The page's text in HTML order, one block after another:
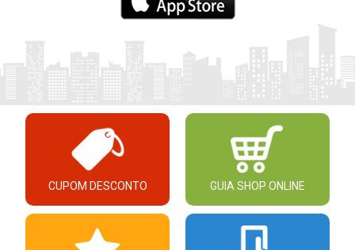
CUPOM DESCONTO GUIA SHOP ONLINE